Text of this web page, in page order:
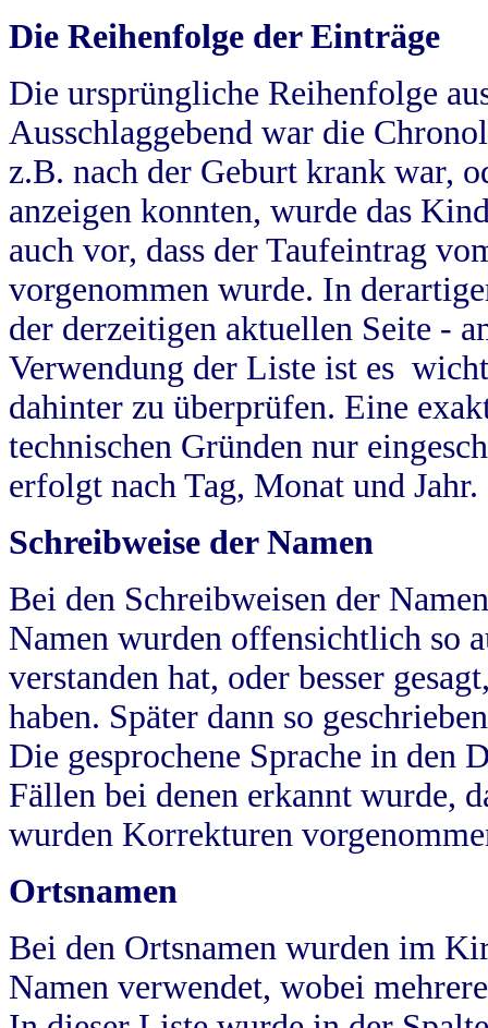
Die Reihenfolge der Einträge
Die ursprüngliche Reihenfolge
Ausschlaggebend war die
z.B. nach der Geburt krank war,
anzeigen konnten, wurde das
auch vor, dass der Taufeintrag
vorgenommen wurde. In
der derzeitigen aktuellen Seite -
Verwendung der Liste ist es
dahinter zu überprüfen. Eine
technischen Gründen nur
erfolgt nach Tag, Monat und Jahr.
Schreibweise der Namen
Bei den Schreibweisen der
Namen wurden offensichtlich so
verstanden hat, oder besser
haben. Später dann so
Die gesprochene Sprache in
Fällen bei denen erkannt wurde,
wurden Korrekturen
Ortsnamen
Bei den Ortsnamen wurden im
Namen verwendet, wobei